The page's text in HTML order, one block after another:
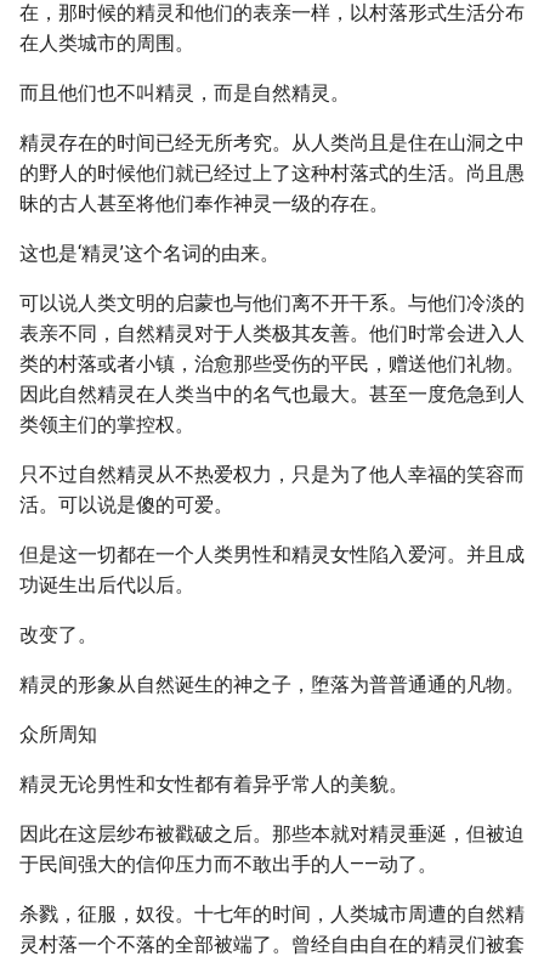
在，那时候的精灵和他们的表亲一样，以村落形式生活分布
在人类城市的周围。
而且他们也不叫精灵，而是自然精灵。
精灵存在的时间已经无所考究。从人类尚且是住在山洞之中
的野人的时候他们就已经过上了这种村落式的生活。尚且愚
昧的古人甚至将他们奉作神灵一级的存在。
这也是‘精灵’这个名词的由来。
可以说人类文明的启蒙也与他们离不开干系。与他们冷淡的
表亲不同，自然精灵对于人类极其友善。他们时常会进入人
类的村落或者小镇，治愈那些受伤的平民，赠送他们礼物。
因此自然精灵在人类当中的名气也最大。甚至一度危急到人
类领主们的掌控权。
只不过自然精灵从不热爱权力，只是为了他人幸福的笑容而
活。可以说是傻的可爱。
但是这一切都在一个人类男性和精灵女性陷入爱河。并且成
功诞生出后代以后。
改变了。
精灵的形象从自然诞生的神之子，堕落为普普通通的凡物。
众所周知
精灵无论男性和女性都有着异乎常人的美貌。
因此在这层纱布被戳破之后。那些本就对精灵垂涎，但被迫
于民间强大的信仰压力而不敢出手的人——动了。
杀戮，征服，奴役。十七年的时间，人类城市周遭的自然精
灵村落一个不落的全部被端了。曾经自由自在的精灵们被套